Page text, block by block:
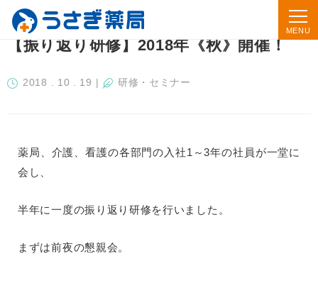
【振り返り研修】2018年《秋》開催！
2018 . 10 . 19 | 研修・セミナー
薬局、介護、看護の各部門の入社1～3年の社員が一堂に
会し、
半年に一度の振り返り研修を行いました。
まずは前夜の懇親会。